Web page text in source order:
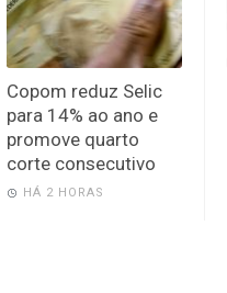
Copom reduz Selic
para 14% ao ano e
promove quarto
corte consecutivo
HÁ 2 HORAS